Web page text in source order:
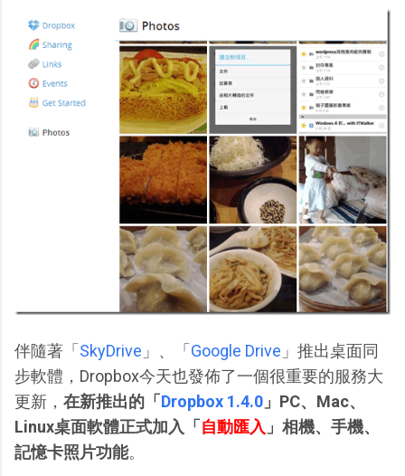
伴隨著「SkyDrive 」、「Google Drive 」推出桌面同
步軟體，Dropbox今天也發佈了一個很重要的服務大
更新， 在新推出的「Dropbox 1.4.0 」PC、Mac、
Linux桌面軟體正式加入「自動匯入 」相機、手機、
記憶卡照片功能。